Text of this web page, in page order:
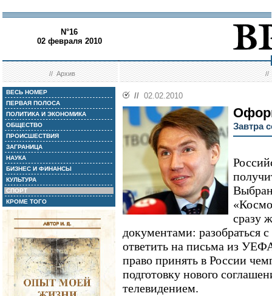
N°16
02 февраля 2010
//Архив //
ВЕСЬ НОМЕР
ПЕРВАЯ ПОЛОСА
ПОЛИТИКА И ЭКОНОМИКА
ОБЩЕСТВО
ПРОИСШЕСТВИЯ
ЗАГРАНИЦА
НАУКА
БИЗНЕС И ФИНАНСЫ
КУЛЬТУРА
СПОРТ
КРОМЕ ТОГО
// 02.02.2010
Завтра
сразу
документами: разобраться
ответить на письма из
право принять в России
подготовку нового
телевидением.